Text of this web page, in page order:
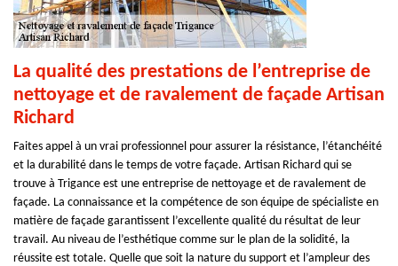
La qualité des prestations de l’entreprise de
nettoyage et de ravalement de façade Artisan
Richard
Faites appel à un vrai professionnel pour assurer la résistance, l’étanchéité
et la durabilité dans le temps de votre façade. Artisan Richard qui se
trouve à Trigance est une entreprise de nettoyage et de ravalement de
façade. La connaissance et la compétence de son équipe de spécialiste en
matière de façade garantissent l’excellente qualité du résultat de leur
travail. Au niveau de l’esthétique comme sur le plan de la solidité, la
réussite est totale. Quelle que soit la nature du support et l’ampleur des